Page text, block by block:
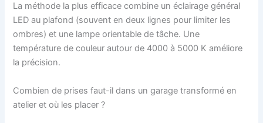
La méthode la plus efficace combine un éclairage général
LED au plafond (souvent en deux lignes pour limiter les
ombres) et une lampe orientable de tâche. Une
température de couleur autour de 4000 à 5000 K améliore
la précision.
Combien de prises faut-il dans un garage transformé en
atelier et où les placer ?